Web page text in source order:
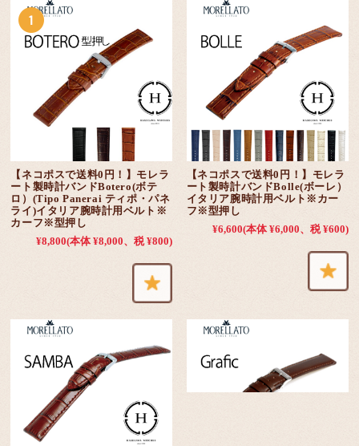
【ネコポスで送料0円！】モレラ
ート製時計バンドBotero(ボテ
ロ）(Tipo Panerai ティポ・パネ
ライ)イタリア腕時計用ベルト※
カーフ※型押し
¥8,800(本体 ¥8,000、税 ¥800)
【ネコポスで送料0円！】モレラ
ート製時計バンドBolle(ボーレ）
イタリア腕時計用ベルト※カー
フ※型押し
¥6,600(本体 ¥6,000、税 ¥600)